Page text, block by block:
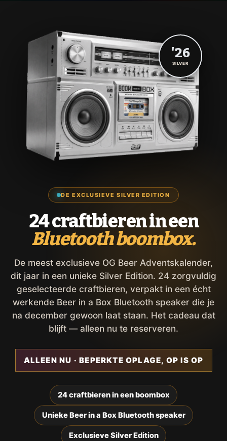
DE EXCLUSIEVE SILVER EDITION
24 craftbieren in een
Bluetooth boombox.
De meest exclusieve OG Beer Adventskalender,
dit jaar in een unieke Silver Edition. 24 zorgvuldig
geselecteerde craftbieren, verpakt in een écht
werkende Beer in a Box Bluetooth speaker die je
na december gewoon laat staan. Het cadeau dat
blijft — alleen nu te reserveren.
ALLEEN NU · BEPERKTE OPLAGE, OP IS OP
24 craftbieren in een boombox
Unieke Beer in a Box Bluetooth speaker
Exclusieve Silver Edition
'26
SILVER